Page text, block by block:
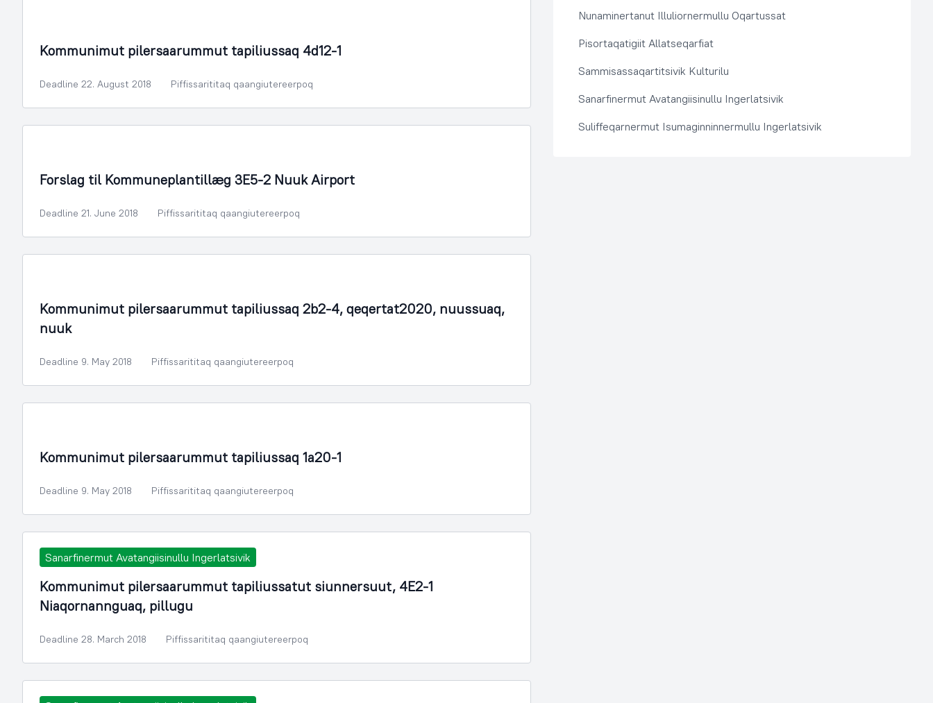
Kommunimut pilersaarummut tapiliussaq 4d12-1
Deadline 22. August 2018 Piffissarititaq qaangiutereerpoq
Forslag til Kommuneplantillæg 3E5-2 Nuuk Airport
Deadline 21. June 2018 Piffissarititaq qaangiutereerpoq
Kommunimut pilersaarummut tapiliussaq 2b2-4, qeqertat2020, nuussuaq,
nuuk
Deadline 9. May 2018 Piffissarititaq qaangiutereerpoq
Kommunimut pilersaarummut tapiliussaq 1a20-1
Deadline 9. May 2018 Piffissarititaq qaangiutereerpoq
Sanarfinermut Avatangiisinullu Ingerlatsivik
Kommunimut pilersaarummut tapiliussatut siunnersuut, 4E2-1
Niaqornannguaq, pillugu
Deadline 28. March 2018 Piffissarititaq qaangiutereerpoq
Nunaminertanut Illuliornermullu Oqartussat
Pisortaqatigiit Allatseqarfiat
Sammisassaqartitsivik Kulturilu
Sanarfinermut Avatangiisinullu Ingerlatsivik
Suliffeqarnermut Isumaginninnermullu Ingerlatsivik